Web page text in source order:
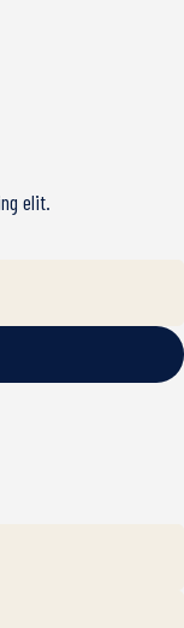
elit.